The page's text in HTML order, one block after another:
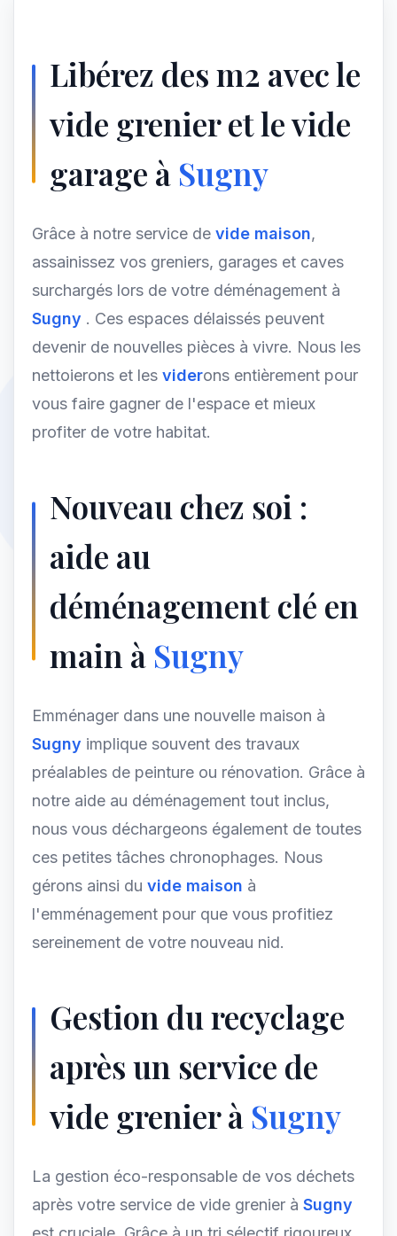
Libérez des m2 avec le
vide grenier et le vide
garage à Sugny
Grâce à notre service de vide maison,
assainissez vos greniers, garages et caves
surchargés lors de votre déménagement à
Sugny . Ces espaces délaissés peuvent
devenir de nouvelles pièces à vivre. Nous les
nettoierons et les viderons entièrement pour
vous faire gagner de l'espace et mieux
profiter de votre habitat.
Nouveau chez soi :
aide au
déménagement clé en
main à Sugny
Emménager dans une nouvelle maison à
Sugny implique souvent des travaux
préalables de peinture ou rénovation. Grâce à
notre aide au déménagement tout inclus,
nous vous déchargeons également de toutes
ces petites tâches chronophages. Nous
gérons ainsi du vide maison à
l'emménagement pour que vous profitiez
sereinement de votre nouveau nid.
Gestion du recyclage
après un service de
vide grenier à Sugny
La gestion éco-responsable de vos déchets
après votre service de vide grenier à Sugny